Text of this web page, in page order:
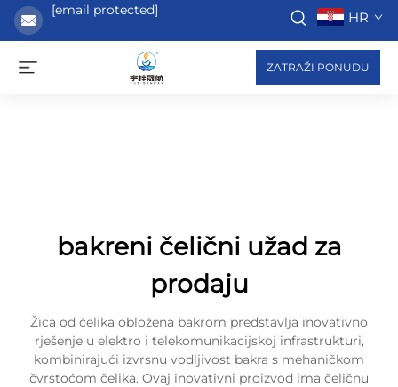
[email protected] HR
ZATRAŽI PONUDU
bakreni čelični užad za
prodaju
Žica od čelika obložena bakrom predstavlja inovativno
rješenje u elektro i telekomunikacijskoj infrastrukturi,
kombinirajući izvrsnu vodljivost bakra s mehaničkom
čvrstoćom čelika. Ovaj inovativni proizvod ima čeličnu